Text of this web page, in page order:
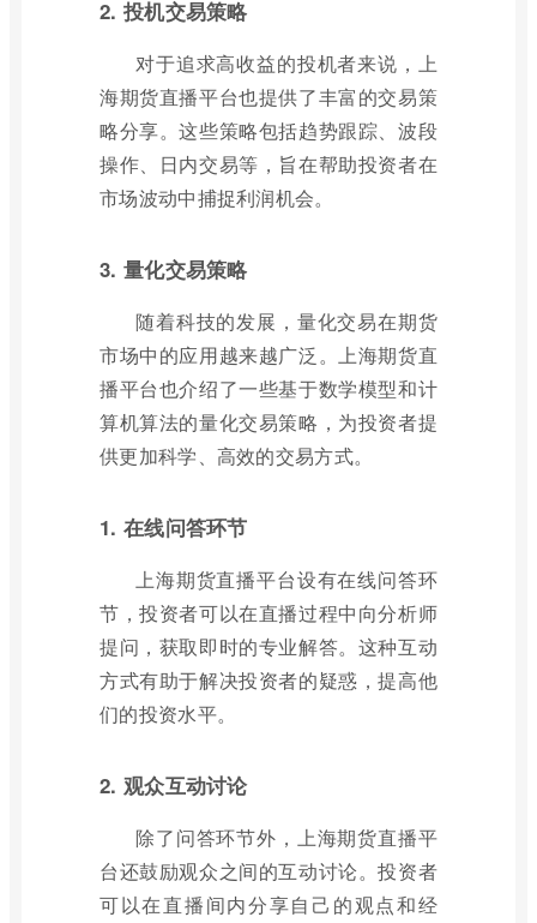
2. 投机交易策略
对于追求高收益的投机者来说，上
海期货直播平台也提供了丰富的交易策
略分享。这些策略包括趋势跟踪、波段
操作、日内交易等，旨在帮助投资者在
市场波动中捕捉利润机会。
3. 量化交易策略
随着科技的发展，量化交易在期货
市场中的应用越来越广泛。上海期货直
播平台也介绍了一些基于数学模型和计
算机算法的量化交易策略，为投资者提
供更加科学、高效的交易方式。
1. 在线问答环节
上海期货直播平台设有在线问答环
节，投资者可以在直播过程中向分析师
提问，获取即时的专业解答。这种互动
方式有助于解决投资者的疑惑，提高他
们的投资水平。
2. 观众互动讨论
除了问答环节外，上海期货直播平
台还鼓励观众之间的互动讨论。投资者
可以在直播间内分享自己的观点和经